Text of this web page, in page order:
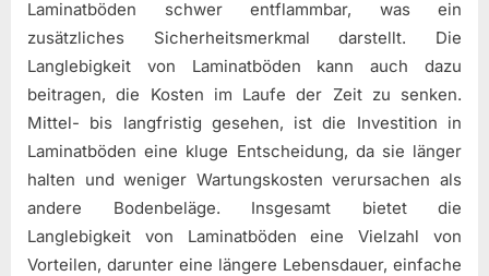
Laminatböden schwer entflammbar, was ein
zusätzliches Sicherheitsmerkmal darstellt. Die
Langlebigkeit von Laminatböden kann auch dazu
beitragen, die Kosten im Laufe der Zeit zu senken.
Mittel- bis langfristig gesehen, ist die Investition in
Laminatböden eine kluge Entscheidung, da sie länger
halten und weniger Wartungskosten verursachen als
andere Bodenbeläge. Insgesamt bietet die
Langlebigkeit von Laminatböden eine Vielzahl von
Vorteilen, darunter eine längere Lebensdauer, einfache